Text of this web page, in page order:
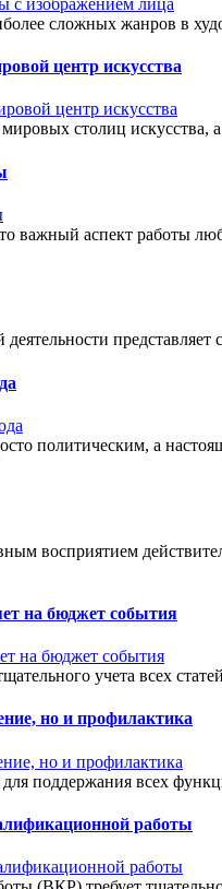
сложных жанров в
центр искусства
столиц искусства,
важный аспект работы
политическим, а
восприятием
на бюджет события
учета всех
но и профилактика
поддержания всех
работы